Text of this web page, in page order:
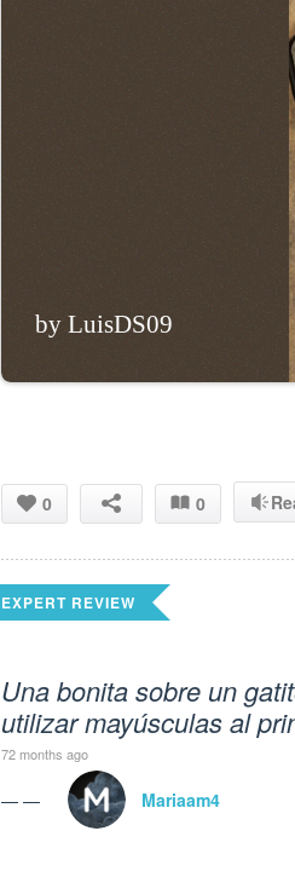
by LuisDS09
0 0
EXPERT REVIEW
Una bonita sobre un
utilizar mayúsculas al
72 months ago
— — Mariaam4